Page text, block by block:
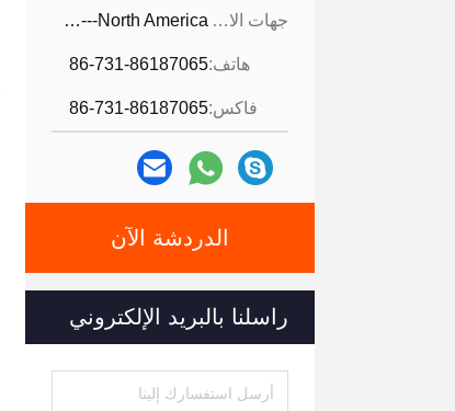
جهات الاتصال: Ms. Cara -----North America
هاتف:86-731-86187065
فاكس:86-731-86187065
الدردشة الآن
راسلنا بالبريد الإلكتروني